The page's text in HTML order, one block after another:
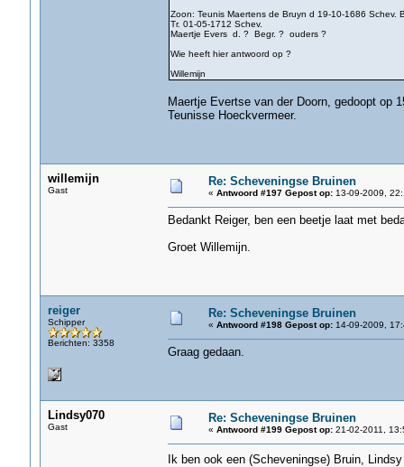
Zoon: Teunis Maertens de Bruyn d 19-10-1686 Schev.
Tr. 01-05-1712 Schev.
Maertje Evers d. ? Begr. ? ouders ?
Wie heeft hier antwoord op ?
Willemijn
Maertje Evertse van der Doorn, gedoopt op
Teunisse Hoeckvermeer.
willemijn
Gast
Re: Scheveningse Bruinen
« Antwoord #197 Gepost op:13-09-2009,
Bedankt Reiger, ben een beetje laat met
Groet Willemijn.
reiger
Schipper
Berichten: 3358
Re: Scheveningse Bruinen
« Antwoord #198 Gepost op:14-09-2009,
Graag gedaan.
Lindsy070
Gast
Re: Scheveningse Bruinen
« Antwoord #199 Gepost op:21-02-2011,
Ik ben ook een (Scheveningse) Bruin,